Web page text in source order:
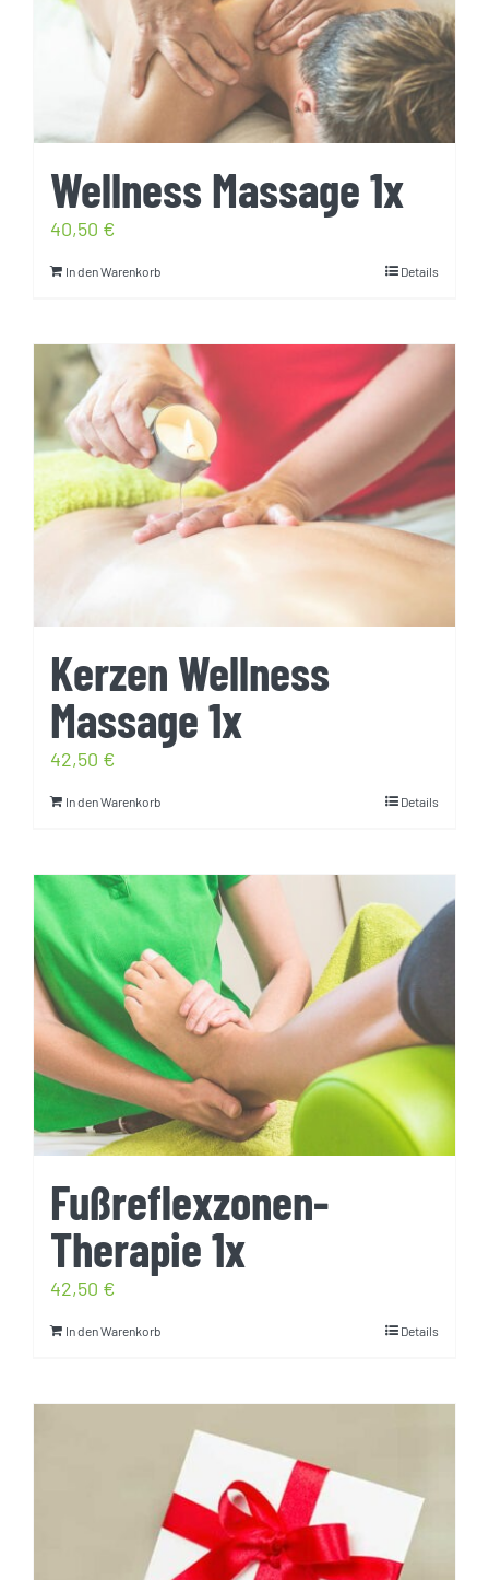
Wellness Massage 1x
40,50 €
In den Warenkorb Details
Kerzen Wellness
Massage 1x
42,50 €
In den Warenkorb Details
Fußreflexzonen-
Therapie 1x
42,50 €
In den Warenkorb Details